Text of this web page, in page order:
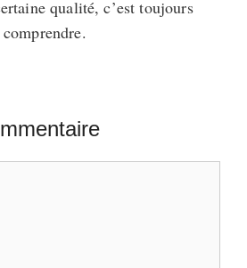
qualité, c’est toujours